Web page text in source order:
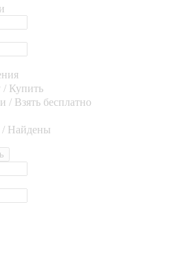
/ Купить
/ Взять бесплатно
/ Найдены